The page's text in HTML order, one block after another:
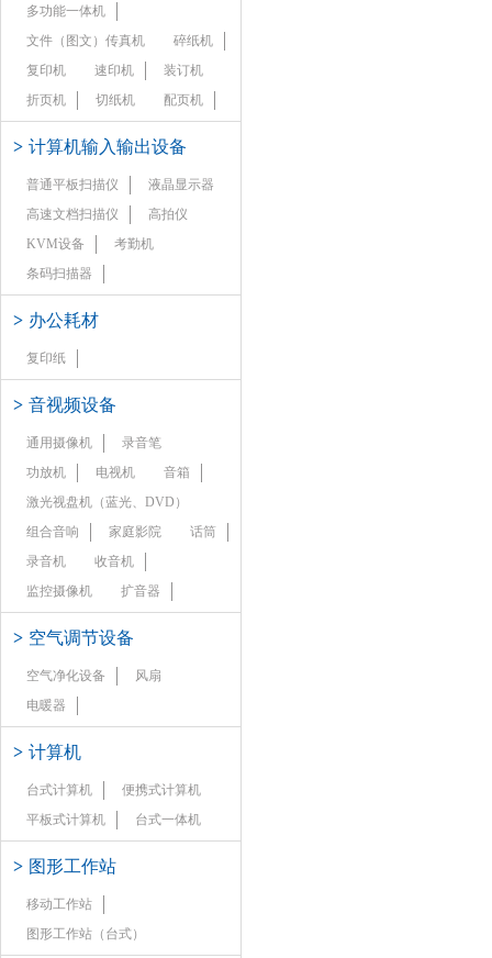
多功能一体机
文件（图文）传真机
碎纸机
复印机
速印机
装订机
折页机
切纸机 配页机
> 计算机输入输出设备
普通平板扫描仪
液晶显示器
高速文档扫描仪
高拍仪
KVM设备
考勤机
条码扫描器
> 办公耗材
复印纸
> 音视频设备
通用摄像机
录音笔
功放机
电视机
音箱
激光视盘机（蓝光、DVD）
组合音响
家庭影院
话筒
录音机
收音机
监控摄像机
扩音器
> 空气调节设备
空气净化设备
风扇
电暖器
> 计算机
台式计算机
便携式计算机
平板式计算机
台式一体机
> 图形工作站
移动工作站
图形工作站（台式）